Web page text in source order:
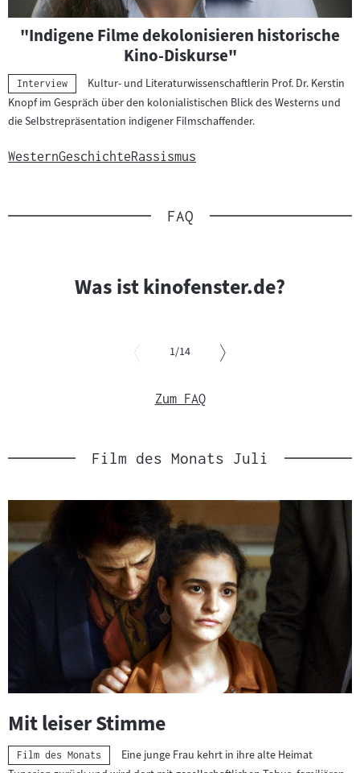
"Indigene Filme dekolonisieren historische
Kino-Diskurse"
Kategorie:
Interview
Kultur- und Literaturwissenschaftlerin Prof. Dr. Kerstin
Knopf im Gespräch über den kolonialistischen Blick des Westerns und
die Selbstrepräsentation indigener Filmschaffender.
WesternGeschichteRassismus
FAQ
Was ist kinofenster.de?
1von
/14
Sprungmarke
Zum FAQ
Film des Monats Juli
Mit leiser Stimme
Kategorie:
Film des Monats
Eine junge Frau kehrt in ihre alte Heimat